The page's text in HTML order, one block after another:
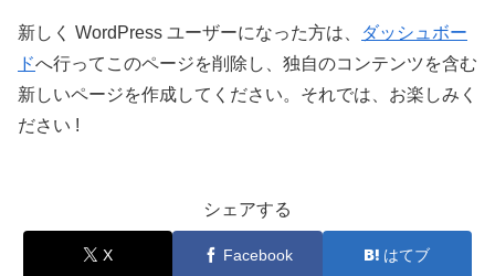
新しく WordPress ユーザーになった方は、
ダッシュボー
ドへ行ってこのページを削除し、独自のコンテンツを含む
新しいページを作成してください。それでは、お楽しみく
ださい !
シェアする
X Facebook はてブ